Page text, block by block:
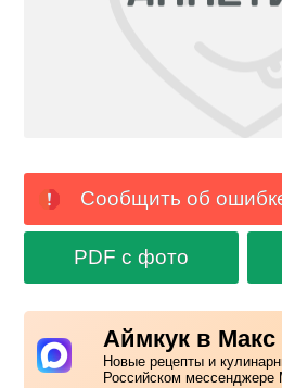
Сообщить об
PDF с фото
Аймкук в Макс
Новые рецепты и
Российском мессенджере